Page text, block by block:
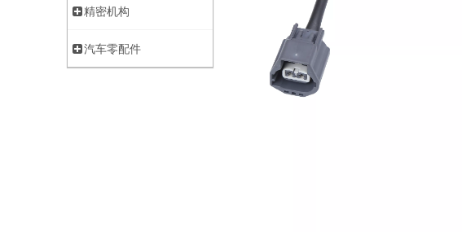
精密机构
汽车零配件